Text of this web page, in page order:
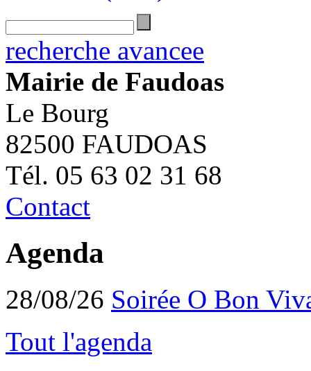
recherche avancee
Mairie de Faudoas
Le Bourg
82500 FAUDOAS
Tél. 05 63 02 31 68
Contact
Agenda
28/08/26 Soirée O Bon
Tout l'agenda